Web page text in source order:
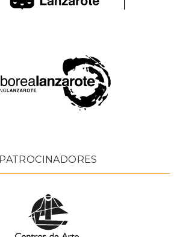
PATROCINADORES